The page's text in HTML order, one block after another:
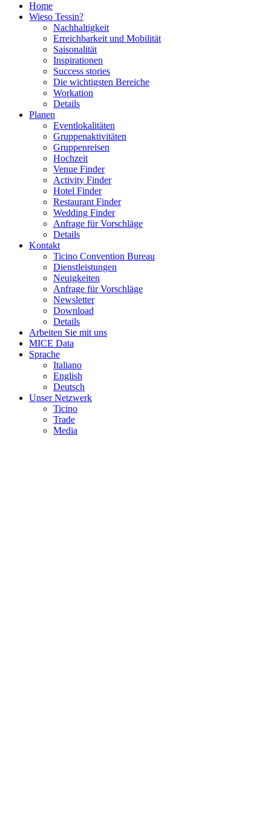
Home
Wieso Tessin?
Nachhaltigkeit
Erreichbarkeit und Mobilität
Saisonalität
Inspirationen
Success stories
Die wichtigsten Bereiche
Workation
Details
Planen
Eventlokalitäten
Gruppenaktivitäten
Gruppenreisen
Hochzeit
Venue Finder
Activity Finder
Hotel Finder
Restaurant Finder
Wedding Finder
Anfrage für Vorschläge
Details
Kontakt
Ticino Convention Bureau
Dienstleistungen
Neuigkeiten
Anfrage für Vorschläge
Newsletter
Download
Details
Arbeiten Sie mit uns
MICE Data
Sprache
Italiano
English
Deutsch
Unser Netzwerk
Ticino
Trade
Media